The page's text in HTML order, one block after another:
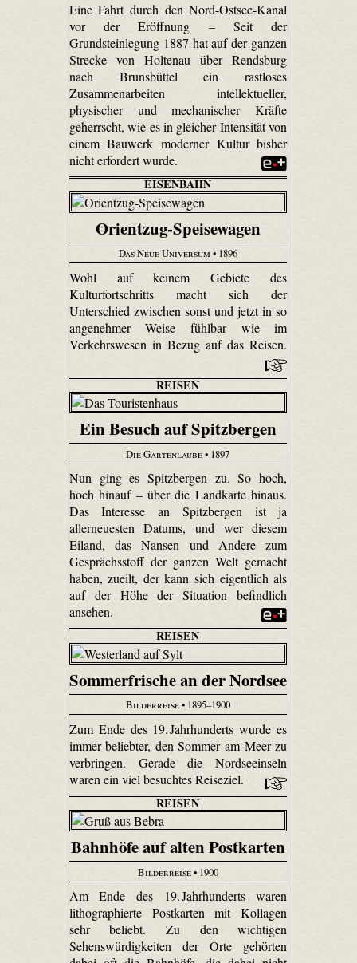
Eine Fahrt durch den Nord-Ostsee-Kanal
vor der Eröffnung – Seit der
Grundsteinlegung 1887 hat auf der ganzen
Strecke von Holtenau über Rendsburg
nach Brunsbüttel ein rastloses
Zusammenarbeiten intellektueller,
physischer und mechanischer Kräfte
geherrscht, wie es in gleicher Intensität von
einem Bauwerk moderner Kultur bisher
nicht erfordert wurde.
EISENBAHN
Orientzug-Speisewagen
Das Neue Universum • 1896
Wohl auf keinem Gebiete des
Kulturfortschritts macht sich der
Unterschied zwischen sonst und jetzt in so
angenehmer Weise fühlbar wie im
Verkehrswesen in Bezug auf das Reisen.
REISEN
Ein Besuch auf Spitzbergen
Die Gartenlaube• 1897
Nun ging es Spitzbergen zu. So hoch,
hoch hinauf – über die Landkarte hinaus.
Das Interesse an Spitzbergen ist ja
allerneuesten Datums, und wer diesem
Eiland, das Nansen und Andere zum
Gesprächsstoff der ganzen Welt gemacht
haben, zueilt, der kann sich eigentlich als
auf der Höhe der Situation befindlich
ansehen.
REISEN
Sommerfrische an der Nordsee
Bilderreise• 1895–1900
Zum Ende des 19. Jahrhunderts wurde es
immer beliebter, den Sommer am Meer zu
verbringen. Gerade die Nordseeinseln
waren ein viel besuchtes Reiseziel.
REISEN
Bahnhöfe auf alten Postkarten
Bilderreise• 1900
Am Ende des 19. Jahrhunderts waren
lithographierte Postkarten mit Kollagen
sehr beliebt. Zu den wichtigen
Sehenswürdigkeiten der Orte gehörten